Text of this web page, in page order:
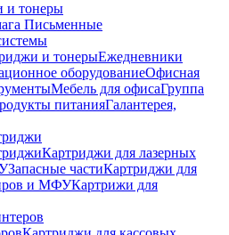
и тонеры
Письменные
и тонерыЕжедневники
оборудованиеОфисная
Мебель для офисаГруппа
питанияГалантерея,
Картриджи для лазерных
Запасные частиКартриджи для
и МФУКартрижи для